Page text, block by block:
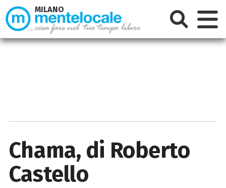
Chama, di Roberto
Castello
MILANO